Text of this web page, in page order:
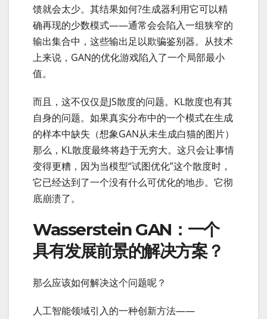
馈就会太少。其结果如何?生成器利用它可以精
确再现的少数模式——通常会会陷入一组狭窄的
输出集合中，这些输出足以欺骗鉴别器。从技术
上来说，GAN的优化游戏陷入了一个局部最小
值。
而且，这不仅仅是JS散度的问题。KL散度也有其
自身的问题。如果真实分布中的一个模式在生成
的样本中缺失（想象GAN从未生成白猫的图片）
那么，KL散度最终将趋于无穷大。这只会让事情
变得更糟，因为当模型“试图优化”这个散度时，
它已经达到了一个没有什么可优化的地步。它彻
底崩溃了。
Wasserstein GAN：一个
具有发展前景的解决方案？
那么应该如何解决这个问题呢？
人工智能领域引入的一种创新方法——